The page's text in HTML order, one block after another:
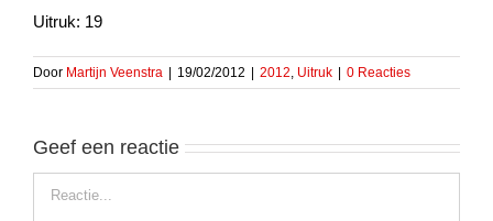
Uitruk: 19
Door Martijn Veenstra 19/02/2012 2012, Uitruk 0 Reacties
Geef een reactie